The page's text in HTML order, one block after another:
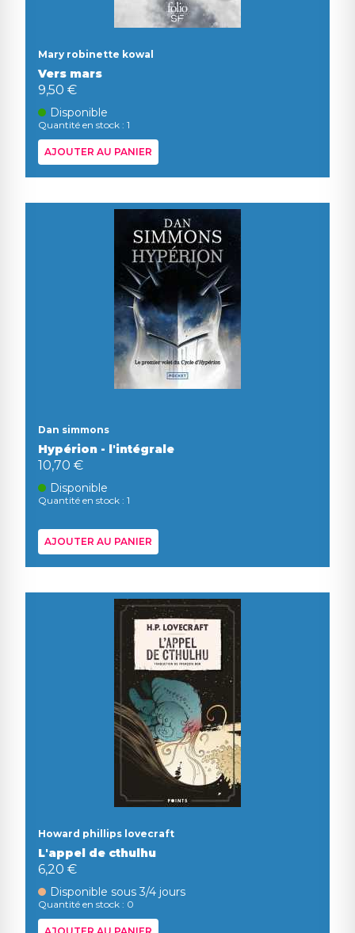
Mary robinette kowal
Vers mars
9,50 €
Disponible
Quantité en stock : 1
AJOUTER AU PANIER
Dan simmons
Hypérion - l'intégrale
10,70 €
Disponible
Quantité en stock : 1
AJOUTER AU PANIER
Howard phillips lovecraft
L'appel de cthulhu
6,20 €
Disponible sous 3/4 jours
Quantité en stock : 0